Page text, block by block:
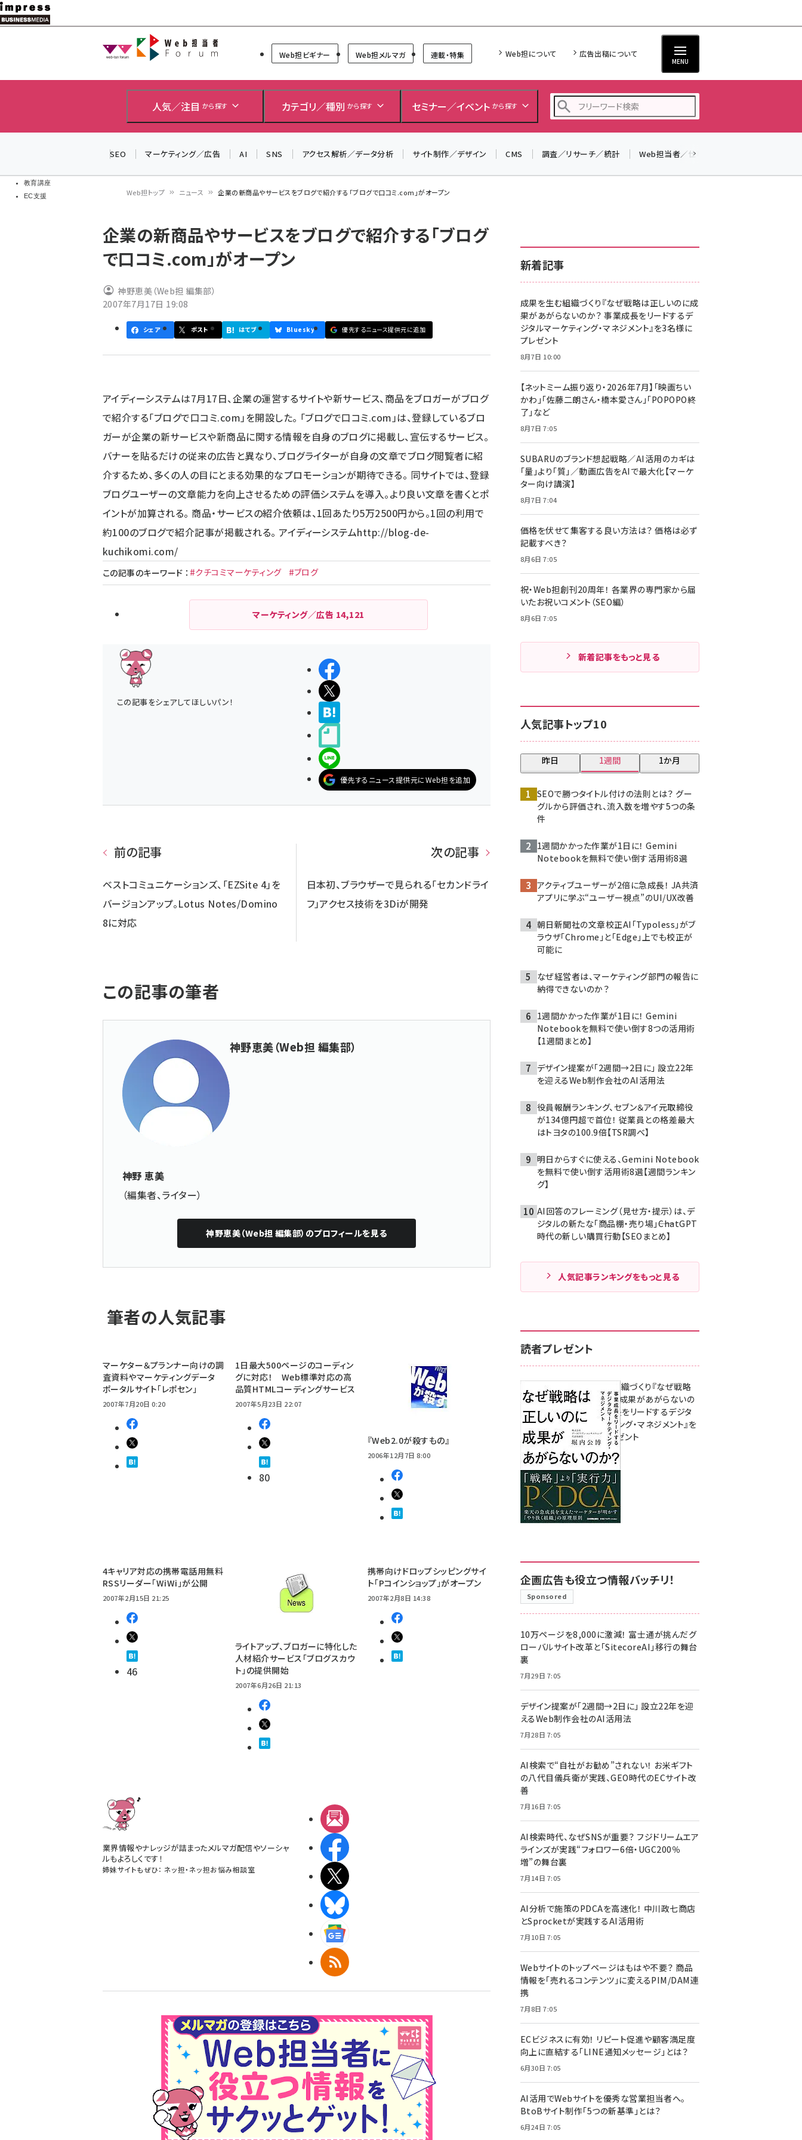
メ
イ
教育講座
EC支援
Web担当者Forum
Web担ビギナー Web担メルマガ 連載・特集 Web担について 広告出稿について
MENU
人気／注目 から探す カテゴリ／種別 から探す セミナー／イベント から探す
z世代 (1623)
meo (1277)
llmo (1167)
SEO マーケティング／広告 AI SNS アクセス解析／データ分析 サイト制作／デザイン CMS 調査／リサーチ／統計 Web担当者／仕事
ン
く
ず
Web担トップ ニュース 企業の新商品やサービスをブログで紹介する「ブログで口コミ.com」がオープン
企業の新商品やサービスをブログで紹介する「ブログ
で口コミ.com」がオープン
神野恵美（Web担 編集部）
2007年7月17日 19:08
シェア ポスト はてブ Bluesky 優先するニュース提供元に追加
アイディーシステムは7月17日、企業の運営するサイトや新サービス、商品をブロガーがブログ
で紹介する「ブログで口コミ.com」を開設した。 「ブログで口コミ.com」は、登録しているブロ
ガーが企業の新サービスや新商品に関する情報を自身のブログに掲載し、宣伝するサービス。
バナーを貼るだけの従来の広告と異なり、ブログライターが自身の文章でブログ閲覧者に紹
介するため、多くの人の目にとまる効果的なプロモーションが期待できる。 同サイトでは、登録
ブログユーザーの文章能力を向上させるための評価システムを導入。より良い文章を書くとポ
イントが加算される。 商品・サービスの紹介依頼は、1回あたり5万2500円から。1回の利用で
約100のブログで紹介記事が掲載される。 アイディーシステムhttp://blog-de-
kuchikomi.com/
この記事のキーワード ： #クチコミマーケティング #ブログ
マーケティング／広告 14,121
この記事をシェアしてほしいパン！
シェアする
ポストする
LINEで送る
優先するニュース提供元にWeb担を追加
前の記事
ベストコミュニケーションズ、「EZSite 4」を
バージョンアップ。Lotus Notes/Domino
8に対応
次の記事
日本初、ブラウザーで見られる「セカンドライ
フ」アクセス技術を3Diが開発
この記事の筆者
神野恵美（Web担 編集部）
神野 恵美
（編集者、ライター）
神野恵美（Web担 編集部） のプロフィールを見る
筆者の人気記事
マーケター＆プランナー向けの調
査資料やマーケティングデータ
ポータルサイト「レポセン」
2007年7月20日 0:20
1日最大500ページのコーディン
グに対応！ Web標準対応の高
品質HTMLコーディングサービス
2007年5月23日 22:07
80
『Web2.0が殺すもの』
2006年12月7日 8:00
4キャリア対応の携帯電話用無料
RSSリーダー「WiWi」が公開
2007年2月15日 21:25
46
ライトアップ、ブロガーに特化した
人材紹介サービス「ブログスカウ
ト」の提供開始
2007年6月26日 21:13
携帯向けドロップシッピングサイ
ト「Pコインショップ」がオープン
2007年2月8日 14:38
業界情報やナレッジが詰まったメルマガ配信やソーシャ
ルもよろしくです！
姉妹サイトもぜひ： ネッ担・ネッ担お悩み相談室
RSS
新着記事
成果を生む組織づくり『なぜ戦略は正しいのに成
果があがらないのか？ 事業成長をリードするデ
ジタルマーケティング・マネジメント』を3名様に
プレゼント
8月7日 10:00
【ネットミーム振り返り・2026年7月】「映画ちい
かわ」「佐藤二朗さん・橋本愛さん」「POPOPO終
了」など
8月7日 7:05
SUBARUのブランド想起戦略／AI活用のカギは
「量」より「質」／動画広告をAIで最大化【マーケ
ター向け講演】
8月7日 7:04
価格を伏せて集客する良い方法は？ 価格は必ず
記載すべき？
8月6日 7:05
祝・Web担創刊20周年！ 各業界の専門家から届
いたお祝いコメント（SEO編）
8月6日 7:05
新着記事をもっと見る
人気記事トップ10
昨日 1週間 1か月
SEOで勝つタイトル付けの法則とは？ グー
グルから評価され、流入数を増やす5つの条
件
1週間かかった作業が1日に！ Gemini
Notebookを無料で使い倒す活用術8選
アクティブユーザーが2倍に急成長！ JA共済
アプリに学ぶ“ユーザー視点”のUI/UX改善
朝日新聞社の文章校正AI「Typoless」がブ
ラウザ「Chrome」と「Edge」上でも校正が
可能に
なぜ経営者は、マーケティング部門の報告に
納得できないのか？
1週間かかった作業が1日に！ Gemini
Notebookを無料で使い倒す8つの活用術
【1週間まとめ】
デザイン提案が「2週間→2日に」 設立22年
を迎えるWeb制作会社のAI活用法
役員報酬ランキング、セブン＆アイ元取締役
が134億円超で首位！ 従業員との格差最大
はトヨタの100.9倍【TSR調べ】
明日からすぐに使える、Gemini Notebook
を無料で使い倒す活用術8選【週間ランキン
グ】
AI回答のフレーミング（見せ方・提示）は、デ
ジタルの新たな「商品棚・売り場」――ChatGPT
時代の新しい購買行動【SEOまとめ】
人気記事ランキングをもっと見る
読者プレゼント
成果を生む組織づくり『なぜ戦略
は正しいのに成果があがらないの
か？ 事業成長をリードするデジタ
ルマーケティング・マネジメント』を
3名様にプレゼント
8月7日 10:00
企画広告も役立つ情報バッチリ！
Sponsored
10万ページを8,000に激減！ 富士通が挑んだグ
ローバルサイト改革と「SitecoreAI」移行の舞台
裏
7月29日 7:05
デザイン提案が「2週間→2日に」 設立22年を迎
えるWeb制作会社のAI活用法
7月28日 7:05
AI検索で“自社がお勧め”されない！ お米ギフト
の八代目儀兵衛が実践、GEO時代のECサイト改
善
7月16日 7:05
AI検索時代、なぜSNSが重要？ フジドリームエア
ラインズが実践“フォロワー6倍・UGC200％
増”の舞台裏
7月14日 7:05
AI分析で施策のPDCAを高速化！ 中川政七商店
とSprocketが実践するAI活用術
7月10日 7:05
Webサイトのトップページはもはや不要？ 商品
情報を「売れるコンテンツ」に変えるPIM/DAM連
携
7月8日 7:05
ECビジネスに有効！ リピート促進や顧客満足度
向上に直結する「LINE通知メッセージ」とは？
6月30日 7:05
AI活用でWebサイトを優秀な営業担当者へ。
BtoBサイト制作「5つの新基準」とは？
6月24日 7:05